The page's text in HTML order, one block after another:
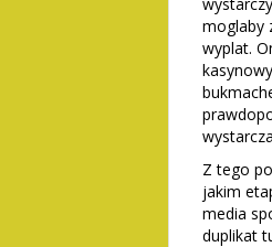
moglaby
wyplat.
Z tego
jakim
media
duplikat